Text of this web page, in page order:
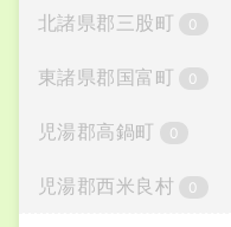
北諸県郡三股町 0
東諸県郡国富町 0
児湯郡高鍋町 0
児湯郡西米良村 0